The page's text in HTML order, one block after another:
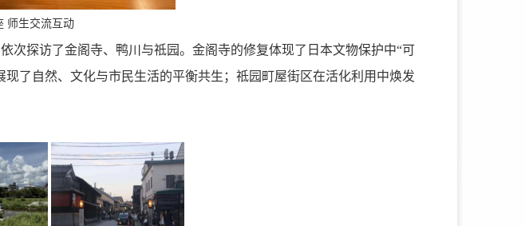
师生交流互动
次探访了金阁寺、鸭川与祗园。金阁寺的修复体现了日本文物保护中“可
了自然、文化与市民生活的平衡共生；祗园町屋街区在活化利用中焕发